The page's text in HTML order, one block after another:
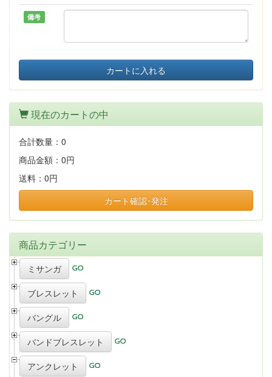
備考
カートに入れる
現在のカートの中
合計数量： 0
商品金額： 0円
送料： 0円
カート確認･発注
商品カテゴリー
ミサンガ
ブレスレット
バングル
バンドブレスレット
アンクレット